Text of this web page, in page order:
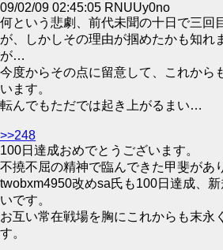
09/02/09 02:45:05 RNUUy0no
何という悲劇、前代未聞の十日で三回
が、しかしその理由が掴めたかも知れ
が…
今度からその点に留意して、これから
います。
転んでもただでは起き上がるまい…
>>248
100日達成おめでとうございます。
不撓不屈の精神で臨んできた甲斐があ
twobxm4950改めsa氏も100日達成、
いです。
お互い常在戦場を胸にこれからも末永
す。